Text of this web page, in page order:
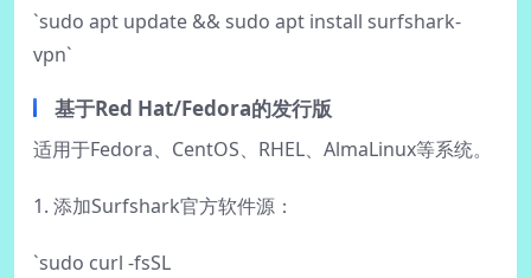
`sudo apt update && sudo apt install surfshark-
vpn`
基于Red Hat/Fedora的发行版
适用于Fedora、CentOS、RHEL、AlmaLinux等系统。
1. 添加Surfshark官方软件源：
`sudo curl -fsSL